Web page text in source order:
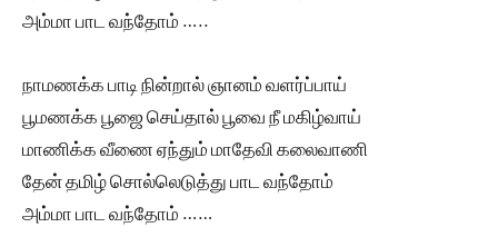
அம்மா பாட வந்தோம் …..
நாமணக்க பாடி நின்றால் ஞானம் வளர்ப்பாய்
பூமணக்க பூஜை செய்தால் பூவை நீ மகிழ்வாய்
மாணிக்க வீணை ஏந்தும் மாதேவி கலைவாணி
தேன் தமிழ் சொல்லெடுத்து பாட வந்தோம்
அம்மா பாட வந்தோம் ……